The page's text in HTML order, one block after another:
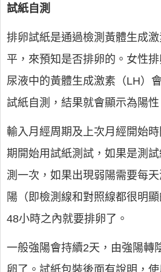
試紙自測
排卵試紙是通過檢測黃體生成
平，來預知是否排卵的。女性
尿液中的黃體生成激素（LH）
試紙自測，結果就會顯示為陽性
輸入月經周期及上次月經開始
期開始用試紙測試，如果是測
測一次，如果出現弱陽需要每
陽（即檢測線和對照線都很明
48小時之內就要排卵了。
一般強陽會持續2天，由強陽轉
卵了。試紙包裝後面有說明，